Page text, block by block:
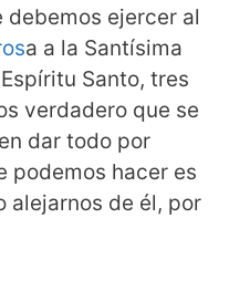
debemos ejercer al
a a la Santísima
Santo, tres
verdadero que se
dar todo por
podemos hacer es
alejarnos de él, por